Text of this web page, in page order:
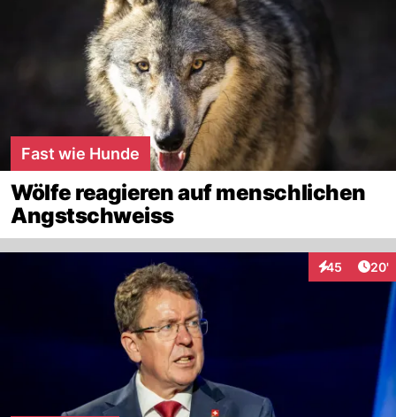
Fast wie Hunde
Wölfe reagieren auf menschlichen
Angstschweiss
45
Interaktionen
20'